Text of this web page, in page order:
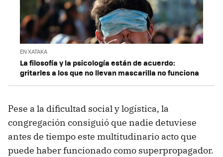
EN XATAKA
La filosofía y la psicología están de acuerdo:
gritarles a los que no llevan mascarilla no funciona
Pese a la dificultad social y logística, la
congregación consiguió que nadie detuviese
antes de tiempo este multitudinario acto que
puede haber funcionado como superpropagador.